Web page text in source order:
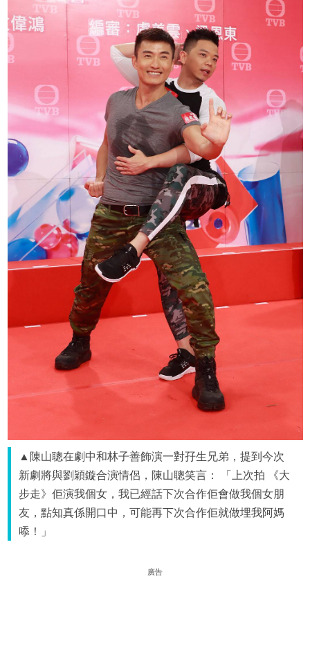
▲陳山聰在劇中和林子善飾演一對孖生兄弟，提到今次
新劇將與劉穎鏇合演情侶，陳山聰笑言： 「上次拍 《大
步走》佢演我個女，我已經話下次合作佢會做我個女朋
友，點知真係開口中，可能再下次合作佢就做埋我阿媽
㖭！」
廣告